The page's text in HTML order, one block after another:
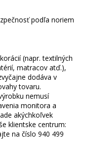
podľa noriem
(napr. textilných
matracov atď.),
dodáva v
tovaru.
nemusí
monitora a
akýchkoľvek
klientske centrum:
na číslo 940 499